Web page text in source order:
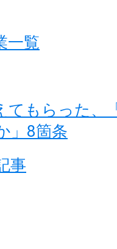
一覧
てもらった、
」8箇条
事